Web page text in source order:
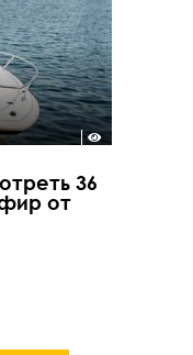
36
от